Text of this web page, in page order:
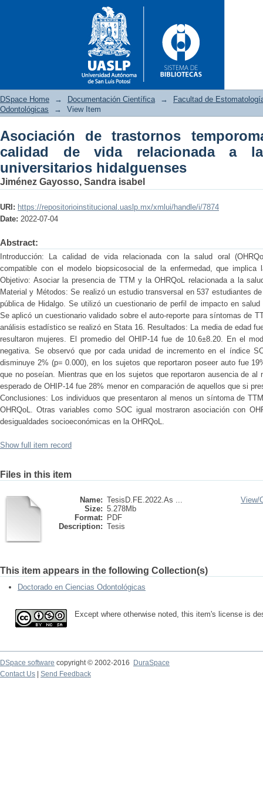
Asociación de trastornos
a la salud bucal en
DSpace Home → Documentación Científica →
Facultad de
Odontológicas
→ View Item
Asociación de trastornos
calidad de vida relacionada a
universitarios hidalguenses
Jiménez Gayosso, Sandra isabel
URI: https://repositorioinstitucional.uaslp.mx/xmlui/handle/i/7874
Date: 2022-07-04
Abstract:
Introducción: La calidad de vida relacionada con la salud oral
compatible con el modelo biopsicosocial de la enfermedad, que implica
Objetivo: Asociar la presencia de TTM y la OHRQoL relacionada a la
Material y Métodos: Se realizó un estudio transversal en 537 estudiantes
pública de Hidalgo. Se utilizó un cuestionario de perfil de impacto en salud
Se aplicó un cuestionario validado sobre el auto-reporte para síntomas de
análisis estadístico se realizó en Stata 16. Resultados: La media de edad
resultaron mujeres. El promedio del OHIP-14 fue de 10.6±8.20. En el
negativa. Se observó que por cada unidad de incremento en el índice
disminuye 2% (p= 0.000), en los sujetos que reportaron poseer auto fue
que no poseían. Mientras que en los sujetos que reportaron ausencia de
esperado de OHIP-14 fue 28% menor en comparación de aquellos que si
Conclusiones: Los individuos que presentaron al menos un síntoma de
OHRQoL. Otras variables como SOC igual mostraron asociación con
desigualdades socioeconómicas en la OHRQoL.
Show full item record
Files in this item
Name: TesisD.FE.2022.As ...
Size: 5.278Mb
Format:
PDF
Description: Tesis
View/
This item appears in the following Collection(s)
Doctorado en Ciencias Odontológicas
Except where otherwise noted, this item's license is
DSpace software copyright © 2002-2016
DuraSpace
Contact Us
Send Feedback